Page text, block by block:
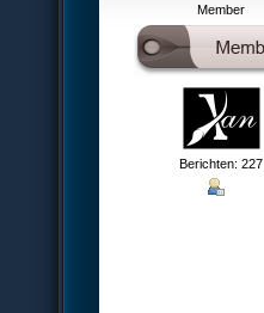
Member
Berichten: 227